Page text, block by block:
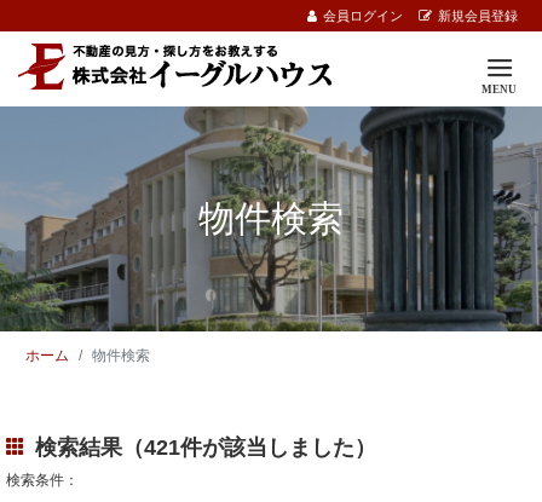
会員ログイン 新規会員登録
物件検索
ホーム 物件検索
検索結果（421件が該当しました）
検索条件：